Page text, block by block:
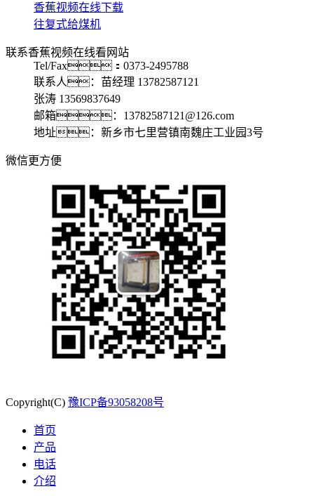
香蕉视频在线下载
往复式给煤机
联系香蕉视频在线看网站
Tel/Fax：0373-2495788
联系人：苗经理 13782587121
张涛 13569837649
邮箱：13782587121@126.com
地址：新乡市七里营镇南魏庄工业园3号
微信更方便
Copyright(C) 豫ICP备93058208号
首页
产品
电话
介绍